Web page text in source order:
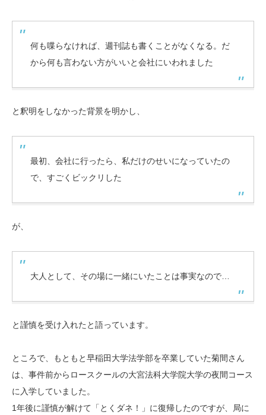
何も喋らなければ、週刊誌も書くことがなくなる。だ
から何も言わない方がいいと会社にいわれました
と釈明をしなかった背景を明かし、
最初、会社に行ったら、私だけのせいになっていたの
で、すごくビックリした
が、
大人として、その場に一緒にいたことは事実なので…
と謹慎を受け入れたと語っています。
ところで、もともと早稲田大学法学部を卒業していた菊間さん
は、事件前からロースクールの大宮法科大学院大学の夜間コース
に入学していました。
1年後に謹慎が解けて「とくダネ！」に復帰したのですが、局に